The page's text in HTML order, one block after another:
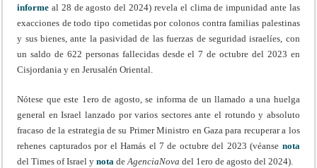
informeal 28 de agosto del 2024) revela el clima de impunidad ante las
exacciones de todo tipo cometidas por colonos contra familias palestinas
y sus bienes, ante la pasividad de las fuerzas de seguridad israelíes, con
un saldo de 622 personas fallecidas desde el 7 de octubre del 2023 en
Cisjordania y en Jerusalén Oriental.
Nótese que este 1ero de agosto, se informa de un llamado a una huelga
general en Israel lanzado por varios sectores ante el rotundo y absoluto
fracaso de la estrategia de su Primer Ministro en Gaza para recuperar a los
rehenes capturados por el Hamás el 7 de octubre del 2023 (véanse nota
del Times of Israel ynota deAgenciaNovadel 1ero de agosto del 2024).